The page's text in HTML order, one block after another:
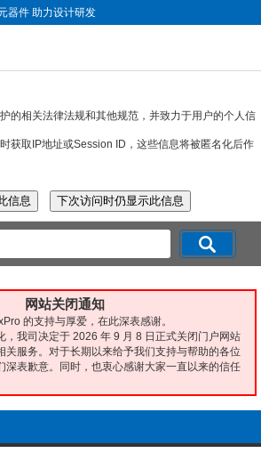
器件 助力设计研发
的相关法律法规和其他规范，并致力于用户的个人信
获取IP地址或Session ID，这些信息将被匿名化后作
网站关闭通知
的支持与厚爱，在此深表感谢。
，我司决定于 2026 年 9 月 8 日正式关闭门户网站
关服务。对于长期以来给予我们支持与帮助的各位
深表歉意。同时，也衷心感谢大家一直以来的信任